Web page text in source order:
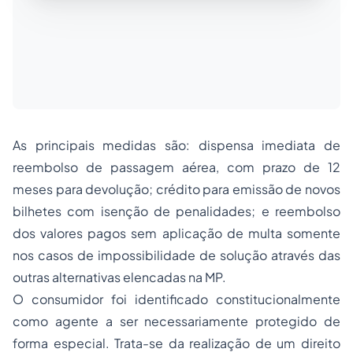
As principais medidas são: dispensa imediata de
reembolso de passagem aérea, com prazo de 12
meses para devolução; crédito para emissão de novos
bilhetes com isenção de penalidades; e reembolso
dos valores pagos sem aplicação de multa somente
nos casos de impossibilidade de solução através das
outras alternativas elencadas na MP.
O consumidor foi identificado constitucionalmente
como agente a ser necessariamente protegido de
forma especial. Trata-se da realização de um direito